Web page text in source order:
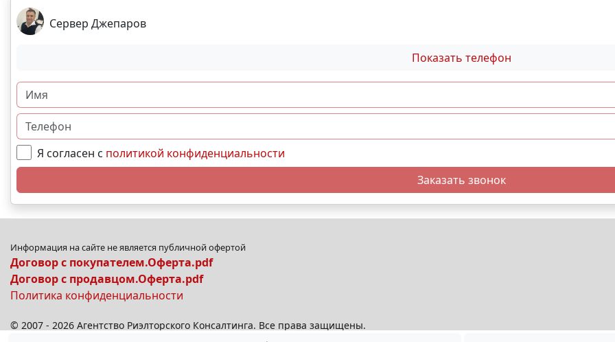
Сервер Джепаров
Показать телефон
Я согласен с политикой конфиденциальности
Заказать звонок
Информация на сайте не является публичной офертой
Договор с покупателем.Оферта.pdf
Договор с продавцом.Оферта.pdf
Политика конфиденциальности
© 2007 - 2026 Агентство Риэлторского Консалтинга. Все права защищены.